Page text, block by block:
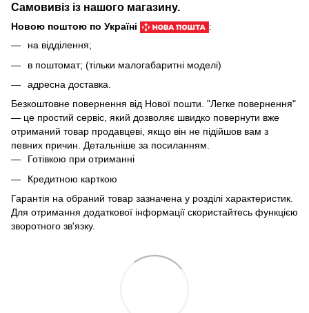
Самовивіз із нашого магазину.
Новою поштою по Україні
:
на відділення;
в поштомат; (тільки малогабаритні моделі)
адресна доставка.
Безкоштовне повернення від Нової пошти. "Легке повернення"
— це простий сервіс, який дозволяє швидко повернути вже
отриманий товар продавцеві, якщо він не підійшов вам з
певних причин. Детальніше за посиланням.
Готівкою при отриманні
Кредитною карткою
Гарантія на обраний товар зазначена у розділі характеристик.
Для отримання додаткової інформації скористайтесь функцією
зворотного зв'язку.